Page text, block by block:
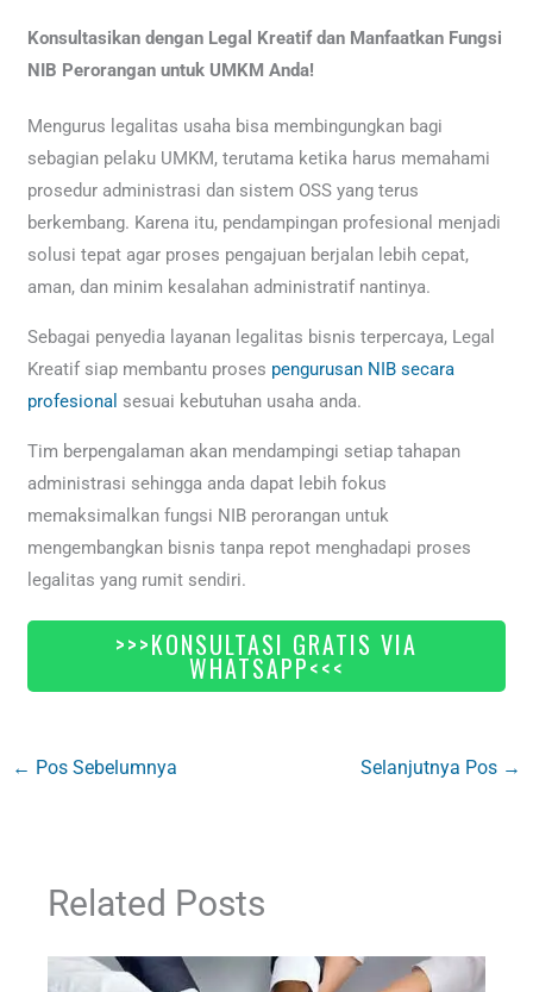
Konsultasikan dengan Legal Kreatif dan Manfaatkan Fungsi
NIB Perorangan untuk UMKM Anda!
Mengurus legalitas usaha bisa membingungkan bagi
sebagian pelaku UMKM, terutama ketika harus memahami
prosedur administrasi dan sistem OSS yang terus
berkembang. Karena itu, pendampingan profesional menjadi
solusi tepat agar proses pengajuan berjalan lebih cepat,
aman, dan minim kesalahan administratif nantinya.
Sebagai penyedia layanan legalitas bisnis terpercaya, Legal
Kreatif siap membantu proses pengurusan NIB secara
profesional sesuai kebutuhan usaha anda.
Tim berpengalaman akan mendampingi setiap tahapan
administrasi sehingga anda dapat lebih fokus
memaksimalkan fungsi NIB perorangan untuk
mengembangkan bisnis tanpa repot menghadapi proses
legalitas yang rumit sendiri.
>>>KONSULTASI GRATIS VIA
WHATSAPP<<<
← Pos Sebelumnya Selanjutnya Pos →
Related Posts